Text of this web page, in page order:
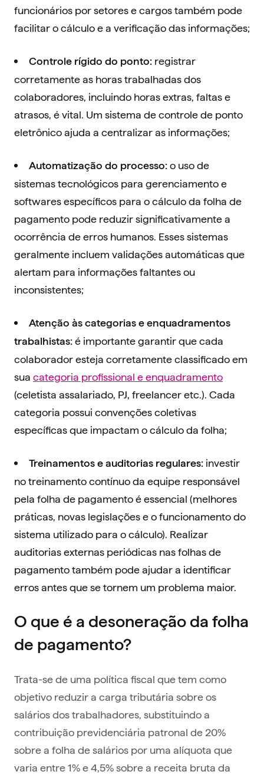
funcionários por setores e cargos também pode
facilitar o cálculo e a verificação das informações;
Controle rígido do ponto: registrar
corretamente as horas trabalhadas dos
colaboradores, incluindo horas extras, faltas e
atrasos, é vital. Um sistema de controle de ponto
eletrônico ajuda a centralizar as informações;
Automatização do processo: o uso de
sistemas tecnológicos para gerenciamento e
softwares específicos para o cálculo da folha de
pagamento pode reduzir significativamente a
ocorrência de erros humanos. Esses sistemas
geralmente incluem validações automáticas que
alertam para informações faltantes ou
inconsistentes;
Atenção às categorias e enquadramentos
trabalhistas: é importante garantir que cada
colaborador esteja corretamente classificado em
sua categoria profissional e enquadramento
(celetista assalariado, PJ, freelancer etc.). Cada
categoria possui convenções coletivas
específicas que impactam o cálculo da folha;
Treinamentos e auditorias regulares: investir
no treinamento contínuo da equipe responsável
pela folha de pagamento é essencial (melhores
práticas, novas legislações e o funcionamento do
sistema utilizado para o cálculo). Realizar
auditorias externas periódicas nas folhas de
pagamento também pode ajudar a identificar
erros antes que se tornem um problema maior.
O que é a desoneração da folha
de pagamento?
Trata-se de uma política fiscal que tem como
objetivo reduzir a carga tributária sobre os
salários dos trabalhadores, substituindo a
contribuição previdenciária patronal de 20%
sobre a folha de salários por uma alíquota que
varia entre 1% e 4,5% sobre a receita bruta da